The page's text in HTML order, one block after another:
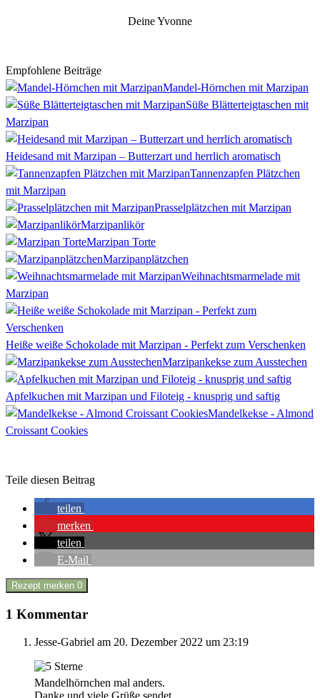
Deine Yvonne
Empfohlene Beiträge
Mandel-Hörnchen mit Marzipan
Süße Blätterteigtaschen mit
Marzipan
Heidesand mit Marzipan – Butterzart und herrlich aromatisch
Tannenzapfen Plätzchen
mit Marzipan
Prasselplätzchen mit Marzipan
Marzipanlikör
Marzipan Torte
Marzipanplätzchen
Weihnachtsmarmelade mit
Marzipan
Heiße weiße Schokolade mit Marzipan - Perfekt zum Verschenken
Marzipankekse zum Ausstechen
Apfelkuchen mit Marzipan und Filoteig - knusprig und saftig
Mandelkekse - Almond
Croissant Cookies
Teile diesen Beitrag
teilen
merken
teilen
E-Mail
Rezept merken 0
1 Kommentar
Jesse-Gabriel am 20. Dezember 2022 um 23:19
Mandelhörnchen mal anders.
Danke und viele Grüße sendet,